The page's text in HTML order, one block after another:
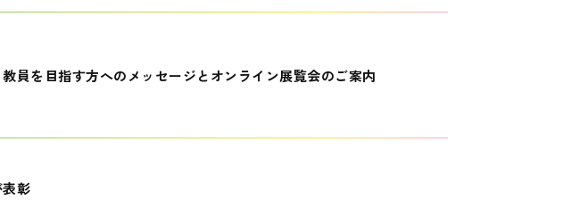
員を目指す方へのメッセージとオンライン展覧会のご案内
彰